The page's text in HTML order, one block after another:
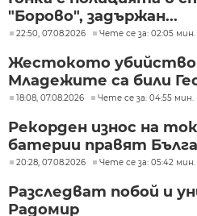
"Борово", задържан...
22:50, 07.08.2026 Чете се за: 02:05 мин.
Жестокото убийство
Младежите са били
18:08, 07.08.2026 Чете се за: 04:55 мин.
Рекорден износ на
батерии правят
20:28, 07.08.2026 Чете се за: 05:42 мин.
Разследват побой и
Радомир